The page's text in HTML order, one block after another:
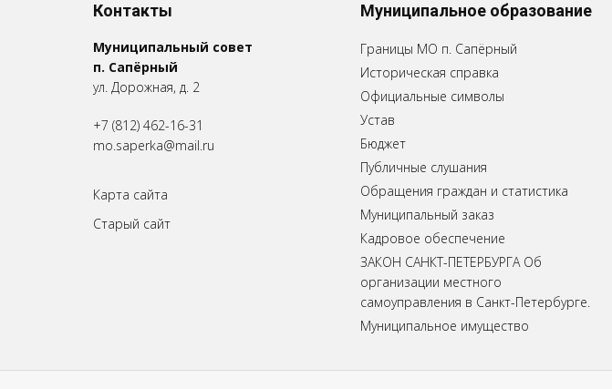
Контакты
Муниципальный совет
п. Сапёрный
ул. Дорожная, д. 2
+7 (812) 462-16-31
mo.saperka@mail.ru
Карта сайта
Старый сайт
Муниципальное образование
Границы МО п. Сапёрный
Историческая справка
Официальные символы
Устав
Бюджет
Публичные слушания
Обращения граждан и статистика
Муниципальный заказ
Кадровое обеспечение
ЗАКОН САНКТ-ПЕТЕРБУРГА Об
организации местного
самоуправления в Санкт-Петербурге.
Муниципальное имущество